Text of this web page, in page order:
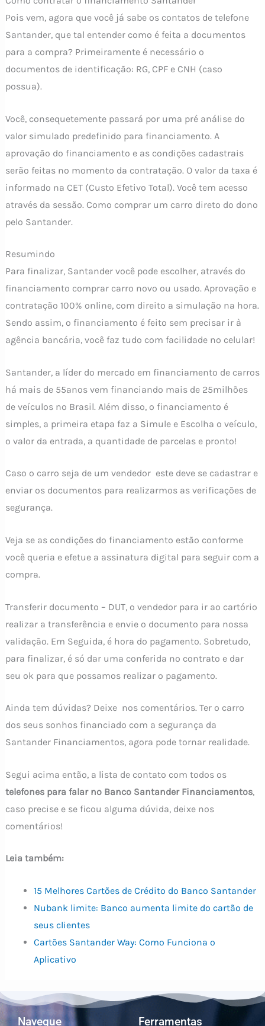
Pois vem, agora que você já sabe os contatos de telefone
Santander, que tal entender como é feita a documentos
para a compra? Primeiramente é necessário o
documentos de identificação: RG, CPF e CNH (caso
possua).
Você, consequetemente passará por uma pré análise do
valor simulado predefinido para financiamento. A
aprovação do financiamento e as condições cadastrais
serão feitas no momento da contratação. O valor da taxa é
informado na CET (Custo Efetivo Total). Você tem acesso
através da sessão. Como comprar um carro direto do dono
pelo Santander.
Resumindo
Para finalizar, Santander você pode escolher, através do
financiamento comprar carro novo ou usado. Aprovação e
contratação 100% online, com direito a simulação na hora.
Sendo assim, o financiamento é feito sem precisar ir à
agência bancária, você faz tudo com facilidade no celular!
Santander, a líder do mercado em financiamento de carros
há mais de 55anos vem financiando mais de 25milhões
de veículos no Brasil. Além disso, o financiamento é
simples, a primeira etapa faz a Simule e Escolha o veículo,
o valor da entrada, a quantidade de parcelas e pronto!
Caso o carro seja de um vendedor este deve se cadastrar e
enviar os documentos para realizarmos as verificações de
segurança.
Veja se as condições do financiamento estão conforme
você queria e efetue a assinatura digital para seguir com a
compra.
Transferir documento – DUT, o vendedor para ir ao cartório
realizar a transferência e envie o documento para nossa
validação. Em Seguida, é hora do pagamento. Sobretudo,
para finalizar, é só dar uma conferida no contrato e dar
seu ok para que possamos realizar o pagamento.
Ainda tem dúvidas? Deixe nos comentários. Ter o carro
dos seus sonhos financiado com a segurança da
Santander Financiamentos, agora pode tornar realidade.
Segui acima então, a lista de contato com todos os
telefones para falar no Banco Santander Financiamentos,
caso precise e se ficou alguma dúvida, deixe nos
comentários!
Leia também:
15 Melhores Cartões de Crédito do Banco Santander
Nubank limite: Banco aumenta limite do cartão de
seus clientes
Cartões Santander Way: Como Funciona o
Aplicativo
Navegue Ferramentas